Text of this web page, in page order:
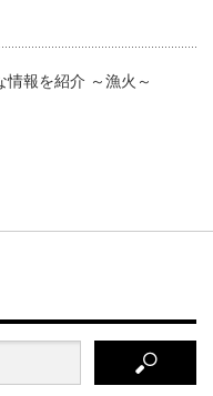
情報を紹介 ～漁火～